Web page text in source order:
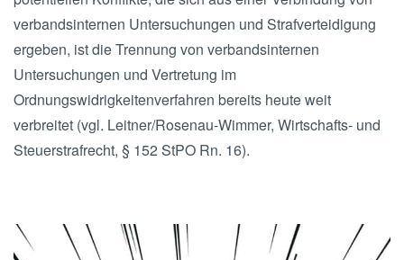
verbandsinternen Untersuchungen und Strafverteidigung
ergeben, ist die Trennung von verbandsinternen
Untersuchungen und Vertretung im
Ordnungswidrigkeitenverfahren bereits heute weit
verbreitet (vgl. Leitner/Rosenau-Wimmer, Wirtschafts- und
Steuerstrafrecht, § 152 StPO Rn. 16).